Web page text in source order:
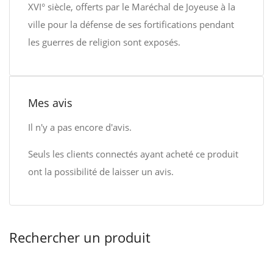
XVI° siècle, offerts par le Maréchal de Joyeuse à la
ville pour la défense de ses fortifications pendant
les guerres de religion sont exposés.
Mes avis
Il n'y a pas encore d'avis.
Seuls les clients connectés ayant acheté ce produit
ont la possibilité de laisser un avis.
Rechercher un produit